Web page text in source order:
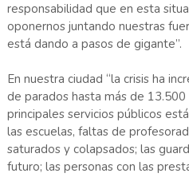
responsabilidad que en esta
oponernos juntando nuestras
está dando a pasos de gigante”.
En nuestra ciudad “la crisis ha
de parados hasta más de
principales servicios públicos
las escuelas, faltas de
saturados y colapsados; las
futuro; las personas con las